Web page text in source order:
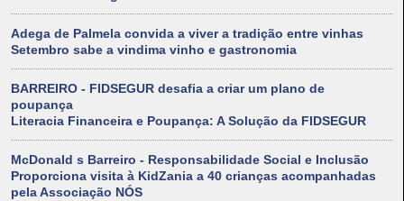
Adega de Palmela convida a viver a tradição entre vinhas
Setembro sabe a vindima vinho e gastronomia
BARREIRO - FIDSEGUR desafia a criar um plano de
poupança
Literacia Financeira e Poupança: A Solução da FIDSEGUR
McDonald s Barreiro - Responsabilidade Social e Inclusão
Proporciona visita à KidZania a 40 crianças acompanhadas
pela Associação NÓS